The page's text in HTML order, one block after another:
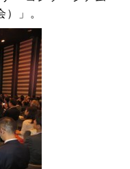
」。